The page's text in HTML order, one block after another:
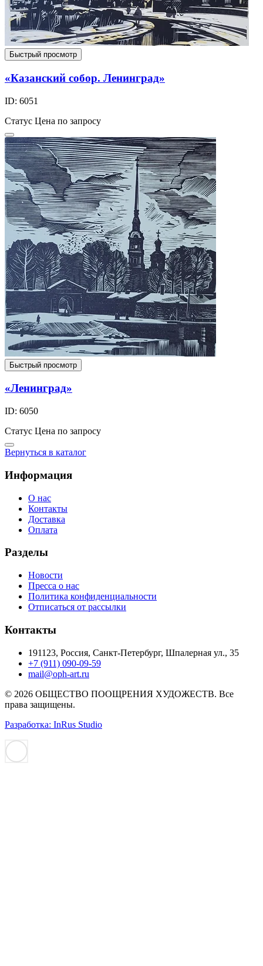
Быстрый просмотр
«Казанский собор. Ленинград»
ID: 6051
Статус Цена по запросу
Быстрый просмотр
«Ленинград»
ID: 6050
Статус Цена по запросу
Вернуться в каталог
Информация
О нас
Контакты
Доставка
Оплата
Разделы
Новости
Пресса о нас
Политика конфиденциальности
Отписаться от рассылки
Контакты
191123, Россия, Санкт-Петербург, Шпалерная ул., 35
+7 (911) 090-09-59
mail@oph-art.ru
© 2026 ОБЩЕСТВО ПООЩРЕНИЯ ХУДОЖЕСТВ. Все
права защищены.
Разработка: InRus Studio